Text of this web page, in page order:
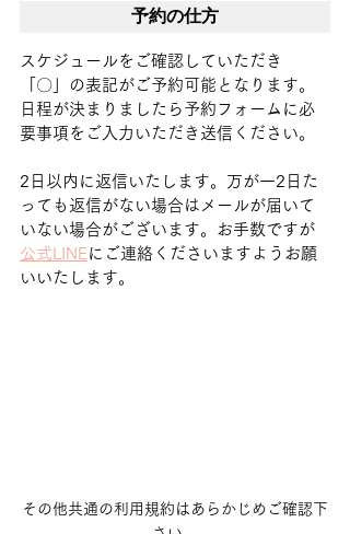
予約の仕方
スケジュールをご確認していただき
「〇」の表記がご予約可能となります。
日程が決まりましたら予約フォームに必
要事項をご入力いただき送信ください。
2日以内に返信いたします。万が一2日た
っても返信がない場合はメールが届いて
いない場合がございます。お手数ですが
公式LINE にご連絡くださいますようお願
いいたします。
その他共通の利用規約はあらかじめご確認下